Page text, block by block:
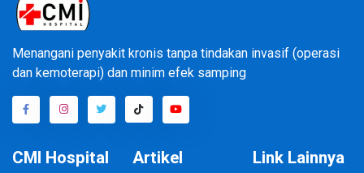
Menangani penyakit kronis tanpa tindakan invasif (operasi
dan kemoterapi) dan minim efek samping
CMI Hospital Artikel Link Lainnya